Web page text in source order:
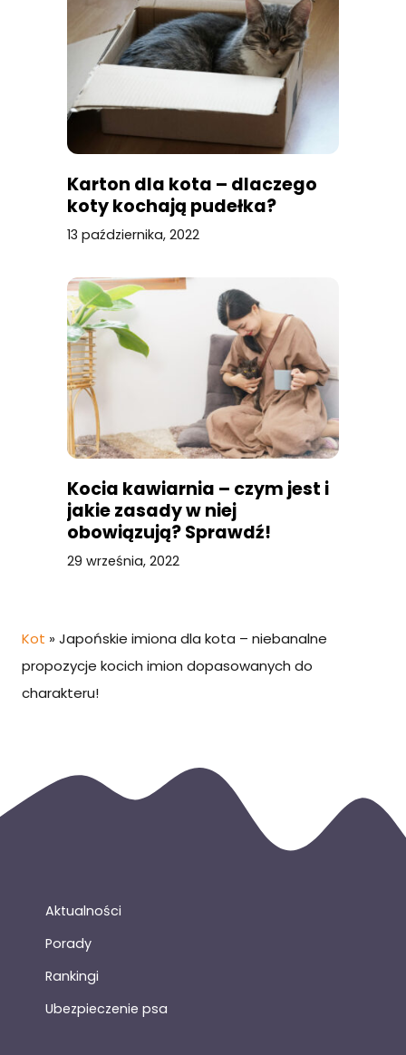
Karton dla kota – dlaczego
koty kochają pudełka?
13 października, 2022
Kocia kawiarnia – czym jest i
jakie zasady w niej
obowiązują? Sprawdź!
29 września, 2022
Kot » Japońskie imiona dla kota – niebanalne
propozycje kocich imion dopasowanych do
charakteru!
Aktualności
Porady
Rankingi
Ubezpieczenie psa